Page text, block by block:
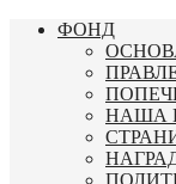
Перейти
содержимому
ФОНД
НАША